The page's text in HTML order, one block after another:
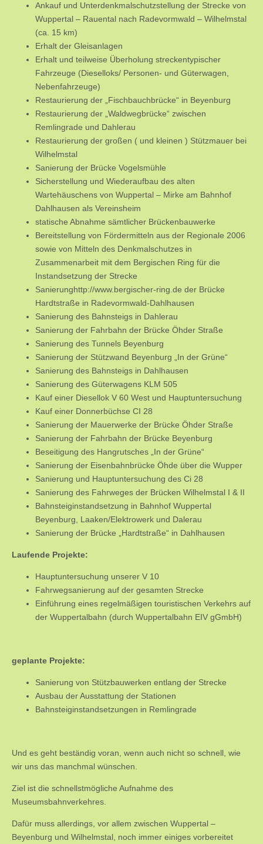
Ankauf und Unterdenkmalschutzstellung der Strecke von
Wuppertal – Rauental nach Radevormwald – Wilhelmstal
(ca. 15 km)
Erhalt der Gleisanlagen
Erhalt und teilweise Überholung streckentypischer
Fahrzeuge (Dieselloks/ Personen- und Güterwagen,
Nebenfahrzeuge)
Restaurierung der „Fischbauchbrücke“ in Beyenburg
Restaurierung der „Waldwegbrücke“ zwischen
Remlingrade und Dahlerau
Restaurierung der großen ( und kleinen ) Stützmauer bei
Wilhelmstal
Sanierung der Brücke Vogelsmühle
Sicherstellung und Wiederaufbau des alten
Wartehäuschens von Wuppertal – Mirke am Bahnhof
Dahlhausen als Vereinsheim
statische Abnahme sämtlicher Brückenbauwerke
Bereitstellung von Fördermitteln aus der Regionale 2006
sowie von Mitteln des Denkmalschutzes in
Zusammenarbeit mit dem Bergischen Ring für die
Instandsetzung der Strecke
Sanierunghttp://www.bergischer-ring.de der Brücke
Hardtstraße in Radevormwald-Dahlhausen
Sanierung des Bahnsteigs in Dahlerau
Sanierung der Fahrbahn der Brücke Öhder Straße
Sanierung des Tunnels Beyenburg
Sanierung der Stützwand Beyenburg „In der Grüne“
Sanierung des Bahnsteigs in Dahlhausen
Sanierung des Güterwagens KLM 505
Kauf einer Diesellok V 60 West und Hauptuntersuchung
Kauf einer Donnerbüchse CI 28
Sanierung der Mauerwerke der Brücke Öhder Straße
Sanierung der Fahrbahn der Brücke Beyenburg
Beseitigung des Hangrutsches „In der Grüne“
Sanierung der Eisenbahnbrücke Öhde über die Wupper
Sanierung und Hauptuntersuchung des Ci 28
Sanierung des Fahrweges der Brücken Wilhelmstal I & II
Bahnsteiginstandsetzung in Bahnhof Wuppertal
Beyenburg, Laaken/Elektrowerk und Dalerau
Sanierung der Brücke „Hardtstraße“ in Dahlhausen
Laufende Projekte:
Hauptuntersuchung unserer V 10
Fahrwegsanierung auf der gesamten Strecke
Einführung eines regelmäßigen touristischen Verkehrs auf
der Wuppertalbahn (durch Wuppertalbahn EIV gGmbH)
geplante Projekte:
Sanierung von Stützbauwerken entlang der Strecke
Ausbau der Ausstattung der Stationen
Bahnsteiginstandsetzungen in Remlingrade
Und es geht beständig voran, wenn auch nicht so schnell, wie
wir uns das manchmal wünschen.
Ziel ist die schnellstmögliche Aufnahme des
Museumsbahnverkehres.
Dafür muss allerdings, vor allem zwischen Wuppertal –
Beyenburg und Wilhelmstal, noch immer einiges vorbereitet